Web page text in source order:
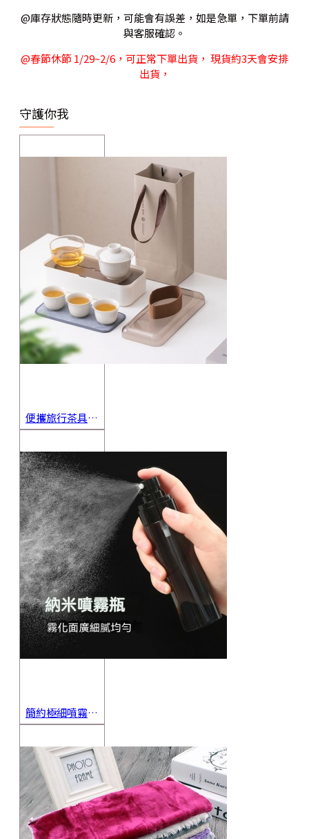
@庫存狀態隨時更新，可能會有誤差，如是急單，下單前請
與客服確認。
@春節休節 1/29~2/6，可正常下單出貨， 現貨約3天會安排
出貨，
守護你我
便攜旅行茶具組 茶杯 茶壺 陶瓷杯 泡茶組 茶具套裝 伴手禮 禮盒 禮品
簡約極細噴霧瓶 旅行分裝瓶 保養品分裝 酒精噴霧瓶 小噴壺 香水瓶 隨身瓶